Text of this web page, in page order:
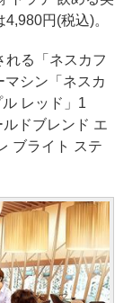
円(税込)。
る「ネスカフ
マシン「ネスカ
レッド」1
ドブレンド エ
ブライト ステ